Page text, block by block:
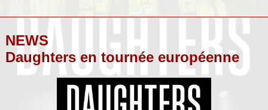
NEWS
Daughters en tournée européenne